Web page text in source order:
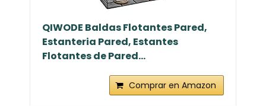
QIWODE Baldas Flotantes Pared,
Estanteria Pared, Estantes
Flotantes de Pared...
Comprar en Amazon